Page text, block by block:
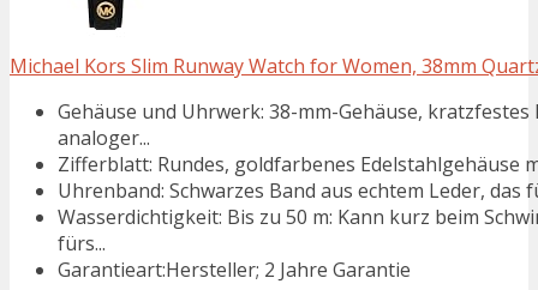
Michael Kors Slim Runway Watch for Women, 38mm
Gehäuse und Uhrwerk: 38-mm-Gehäuse,
analoger...
Zifferblatt: Rundes, goldfarbenes Edelstahlgehäuse
Uhrenband: Schwarzes Band aus echtem Leder,
Wasserdichtigkeit: Bis zu 50 m: Kann kurz beim
fürs...
Garantieart:Hersteller; 2 Jahre Garantie